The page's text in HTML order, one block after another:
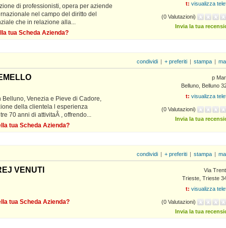
di professionisti, opera per aziende
nel campo del diritto del
che in relazione alla...
tua Scheda Azienda?
t: visualizza
(0 Valutazioni)
Invia la tua
condividi + preferiti stampa
Venezia e Pieve di Cadore,
della clientela l esperienza
70 anni di attivitaÂ , offrendo...
tua Scheda Azienda?
p
Belluno, Belluno
t: visualizza
(0 Valutazioni)
Invia la tua
condividi + preferiti stampa
VENUTI
tua Scheda Azienda?
Via
Trieste, Trieste
t: visualizza
(0 Valutazioni)
Invia la tua